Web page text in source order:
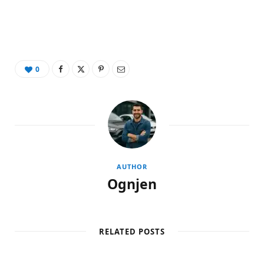
0
AUTHOR
Ognjen
RELATED POSTS